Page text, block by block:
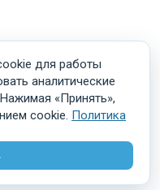
(вопрос-ответ)
для работы
аналитические
«Принять»,
cookie. Политика